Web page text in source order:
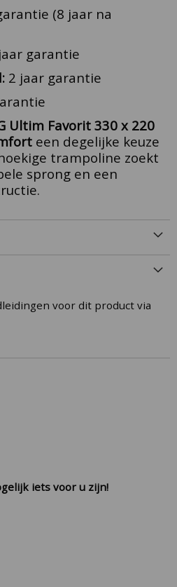
(8 jaar na
garantie
2 jaar garantie
Ultim Favorit 330 x 220
een degelijke keuze
trampoline zoekt
sprong en een
voor dit product via
iets voor u zijn!